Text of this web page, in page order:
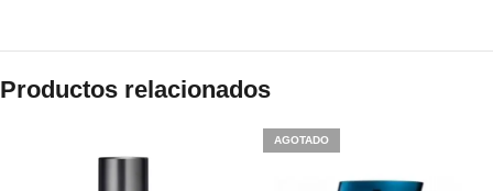
Productos relacionados
AGOTADO